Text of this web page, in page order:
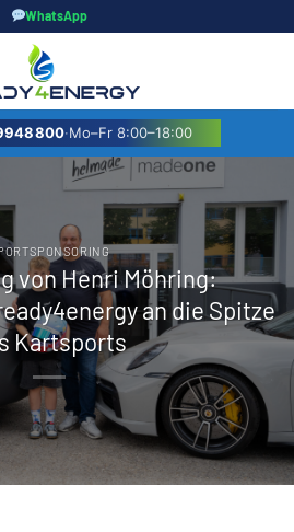
WhatsApp
·Mo–Fr 8:00–18:00
von Henri Möhring:
an die Spitze
Kartsports